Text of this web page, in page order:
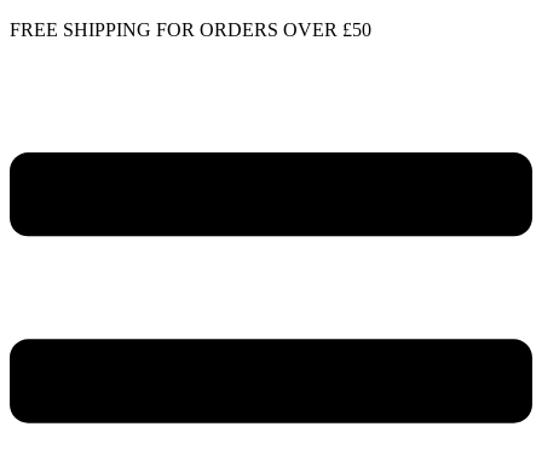
Skip
FREE SHIPPING FOR ORDERS OVER £50